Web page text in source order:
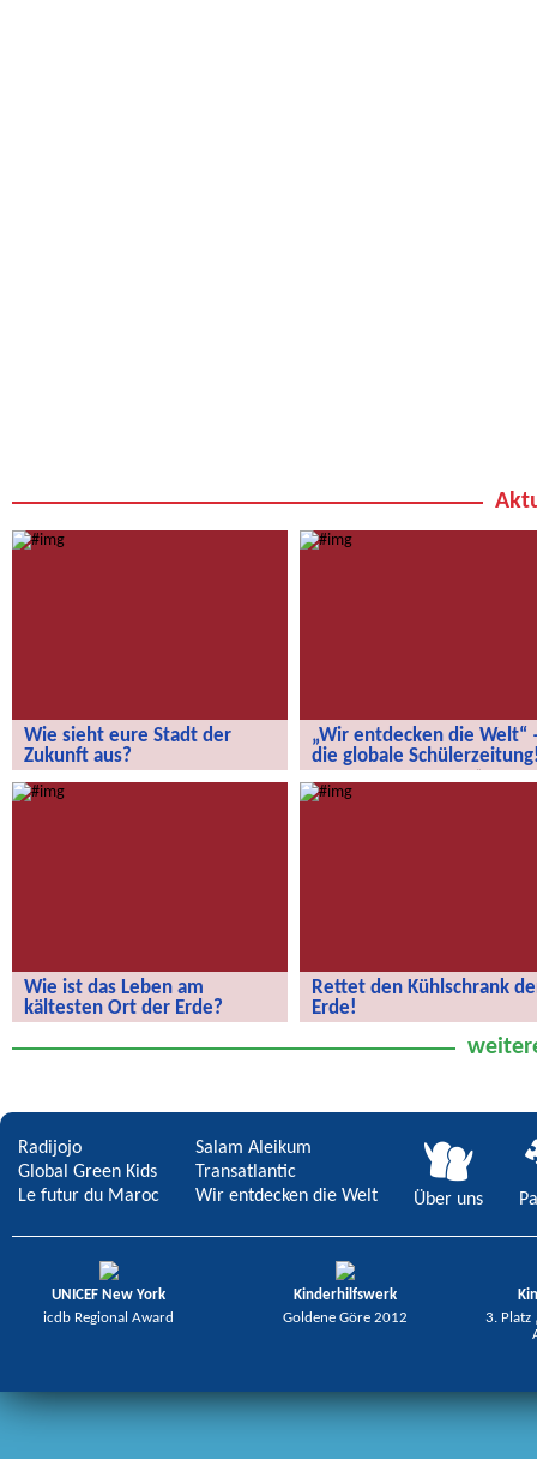
Wie sieht eure Stadt der
Zukunft aus?
Wie sieht eure Stadt der Zukunft aus?
„Wir entdecken die Welt“
die globale
„Wir entdecken die Welt“ – die
globale Schülerzeitung!
Wie ist das Leben am
kältesten Ort der Erde?
der Erde?
Rettet den Kühlschrank
Erde!
Radijojo
Global Green Kids
Le futur du Maroc
Salam Aleikum
Transatlantic
Wir entdecken die Welt
Über uns
UNICEF New York
icdb Regional Award
Kinderhilfswerk
Goldene Göre 2012
3. Platz